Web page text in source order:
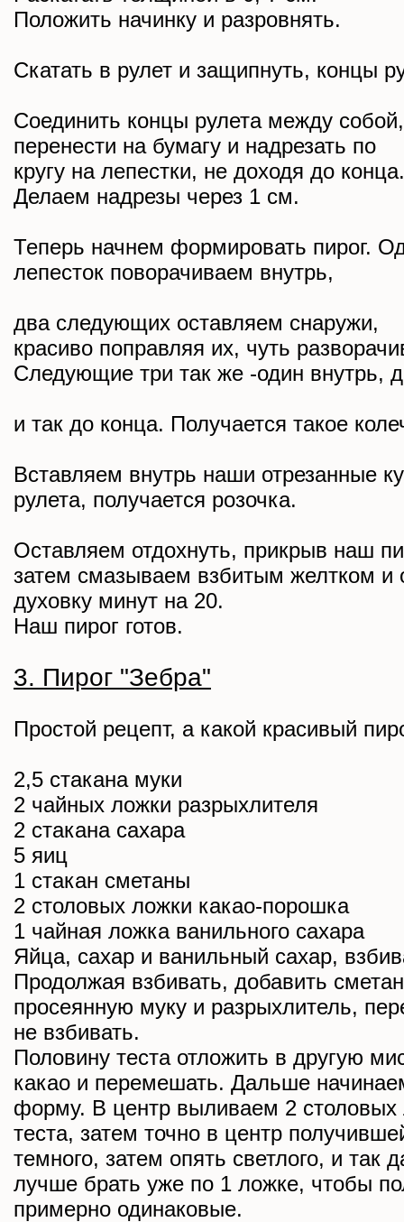
Положить начинку и разровнять.
Скатать в рулет и защипнуть, концы
Соединить концы рулета между собой,
перенести на бумагу и надрезать по
кругу на лепестки, не доходя до конца.
Делаем надрезы через 1 см.
Теперь начнем формировать пирог.
лепесток поворачиваем внутрь,
два следующих оставляем снаружи,
красиво поправляя их, чуть
Следующие три так же -один внутрь,
и так до конца. Получается такое
Вставляем внутрь наши отрезанные
рулета, получается розочка.
Оставляем отдохнуть, прикрыв наш
затем смазываем взбитым желтком и
духовку минут на 20.
Наш пирог готов.
3. Пирог "Зебра"
Простой рецепт, а какой красивый
2,5 стакана муки
2 чайных ложки разрыхлителя
2 стакана сахара
5 яиц
1 стакан сметаны
2 столовых ложки какао-порошка
1 чайная ложка ванильного сахара
Яйца, сахар и ванильный сахар,
Продолжая взбивать, добавить
просеянную муку и разрыхлитель,
не взбивать.
Половину теста отложить в другую
какао и перемешать. Дальше
форму. В центр выливаем 2 столовых
теста, затем точно в центр
темного, затем опять светлого, и так
лучше брать уже по 1 ложке, чтобы
примерно одинаковые.